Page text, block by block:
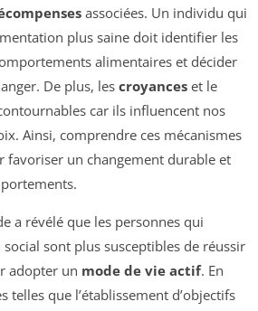
associées. Un individu qui
plus saine doit identifier les
alimentaires et décider
De plus, les croyances et le
car ils influencent nos
Ainsi, comprendre ces mécanismes
favoriser un changement durable et
a révélé que les personnes qui
sont plus susceptibles de réussir
adopter un mode de vie actif. En
telles que l’établissement d’objectifs